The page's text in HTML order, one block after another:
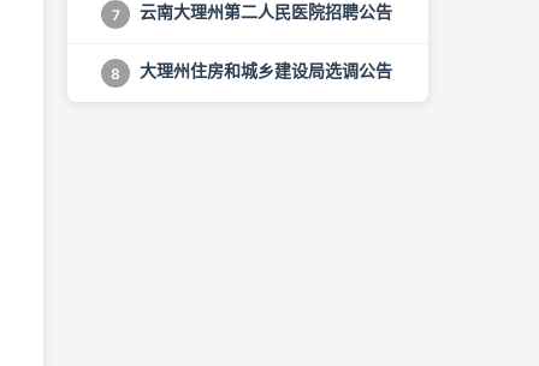
7 云南大理州第二人民医院招聘公告
8 大理州住房和城乡建设局选调公告